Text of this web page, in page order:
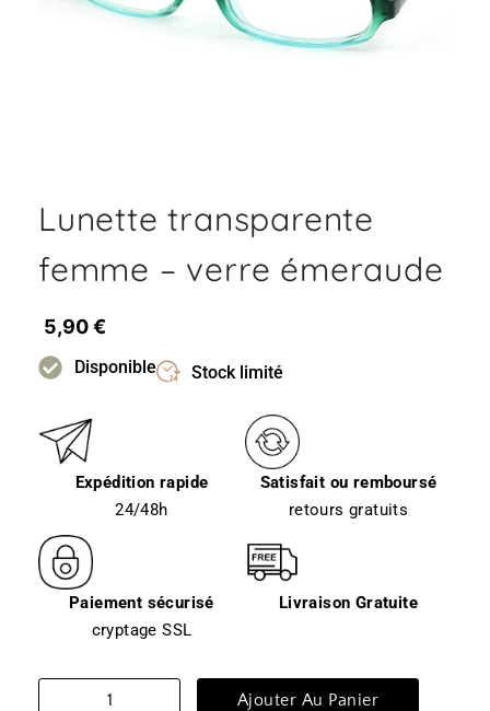
Lunette transparente
femme – verre émeraude
5,90€
Disponible Stock limité
Expédition rapide
24/48h
Satisfait ou remboursé
retours gratuits
Paiement sécurisé
cryptage SSL
Livraison Gratuite
quantité
Ajouter Au Panier